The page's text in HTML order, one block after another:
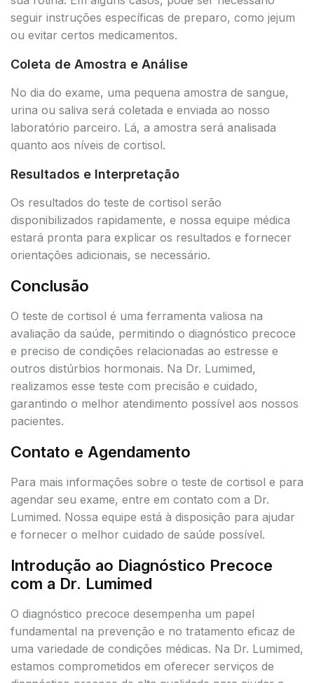
seguir instruções específicas de preparo, como jejum
ou evitar certos medicamentos.
Coleta de Amostra e Análise
No dia do exame, uma pequena amostra de sangue,
urina ou saliva será coletada e enviada ao nosso
laboratório parceiro. Lá, a amostra será analisada
quanto aos níveis de cortisol.
Resultados e Interpretação
Os resultados do teste de cortisol serão
disponibilizados rapidamente, e nossa equipe médica
estará pronta para explicar os resultados e fornecer
orientações adicionais, se necessário.
Conclusão
O teste de cortisol é uma ferramenta valiosa na
avaliação da saúde, permitindo o diagnóstico precoce
e preciso de condições relacionadas ao estresse e
outros distúrbios hormonais. Na Dr. Lumimed,
realizamos esse teste com precisão e cuidado,
garantindo o melhor atendimento possível aos nossos
pacientes.
Contato e Agendamento
Para mais informações sobre o teste de cortisol e para
agendar seu exame, entre em contato com a Dr.
Lumimed. Nossa equipe está à disposição para ajudar
e fornecer o melhor cuidado de saúde possível.
Introdução ao Diagnóstico Precoce
com a Dr. Lumimed
O diagnóstico precoce desempenha um papel
fundamental na prevenção e no tratamento eficaz de
uma variedade de condições médicas. Na Dr. Lumimed,
estamos comprometidos em oferecer serviços de